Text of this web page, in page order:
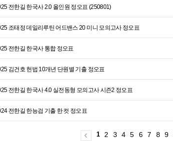
전한길 한국사 2.0 올인원 정오표 (250801)
조태정 데일리루틴 어드밴스 20 미니 모의고사 정오표
전한길 한국사 통합 정오표
김건호 헌법 10개년 단원별 기출 정오표
전한길 한국사 4.0 실전동형 모의고사 시즌2 정오표
전한길 한능검 기출 한 컷 정오표
1 2 3 4 5 6 7 8 9